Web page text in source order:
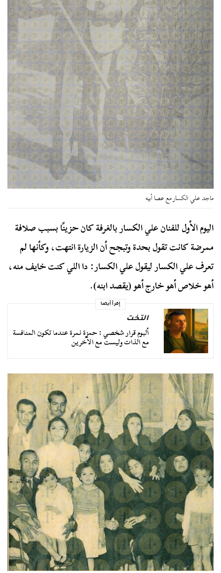
ماجد علي الكسار مع عصا أبيه
اليوم الأول للفنان علي الكسار بالغرفة كان حزينًا بسبب صلافة
ممرضة كانت تقول بحدة وتبجح أن الزيارة انتهت، وكأنها لم
تعرف علي الكسار ليقول علي الكسار: دا اللي كنت خايف منه،
أهو خلاص أهو خارج أهو (يقصد ابنه).
إقرأ أيضا
التخت
ألبوم قرار شخصي : حمزة نمرة عندما تكون المنافسة
مع الذات وليست مع الآخرين